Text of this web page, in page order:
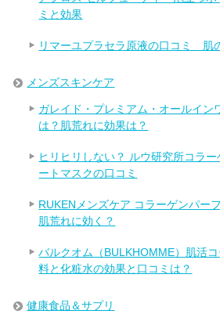
ミと効果
リマーユプラセラ原液の口コミ 肌
メンズスキンケア
ガレイド・プレミアム・オールイン
は？肌荒れに効果は？
ヒリヒリしない？ ルウ研究所コラ
ートマスクの口コミ
RUKENメンズケア コラーゲンパー
肌荒れに効く？
バルクオム（BULKHOMME）肌活
料と化粧水の効果と口コミは？
健康食品＆サプリ